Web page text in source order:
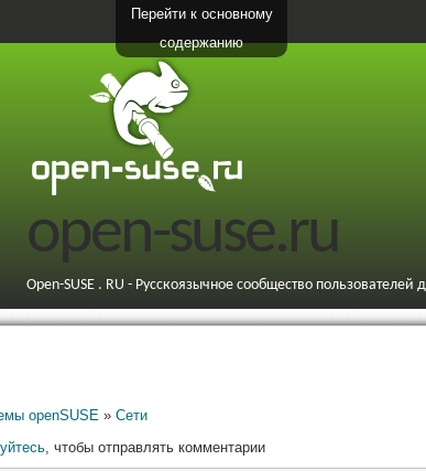
Перейти к основному
содержанию
open-suse.ru
Open-SUSE . RU - Русскоязычное сообщество пользователей
openSUSE » Сети
, чтобы отправлять комментарии